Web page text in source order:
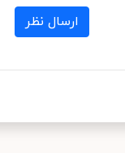
ارسال نظر